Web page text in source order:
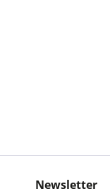
Newsletter